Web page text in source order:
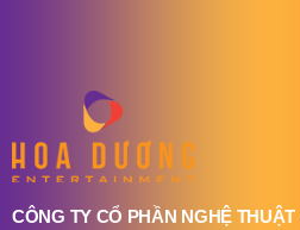
CÔNG TY CỔ PHẦN NGHỆ